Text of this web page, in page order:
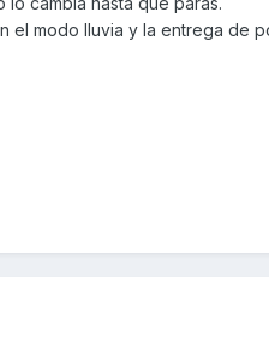
el modo lluvia y la entrega de